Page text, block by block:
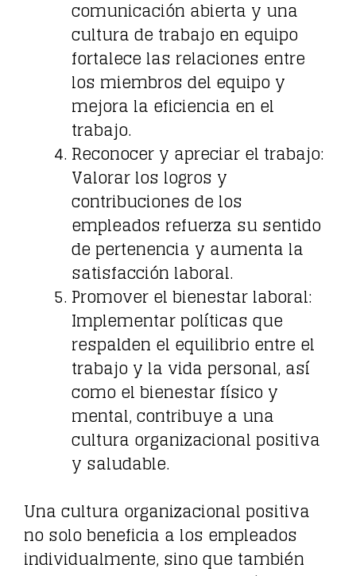
comunicación abierta y una
cultura de trabajo en equipo
fortalece las relaciones entre
los miembros del equipo y
mejora la eficiencia en el
trabajo.
Reconocer y apreciar el trabajo:
Valorar los logros y
contribuciones de los
empleados refuerza su sentido
de pertenencia y aumenta la
satisfacción laboral.
Promover el bienestar laboral:
Implementar políticas que
respalden el equilibrio entre el
trabajo y la vida personal, así
como el bienestar físico y
mental, contribuye a una
cultura organizacional positiva
y saludable.
Una cultura organizacional positiva
no solo beneficia a los empleados
individualmente, sino que también